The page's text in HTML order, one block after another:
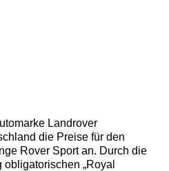
Landrover
die Preise für den
Rover Sport an. Durch die
„Royal